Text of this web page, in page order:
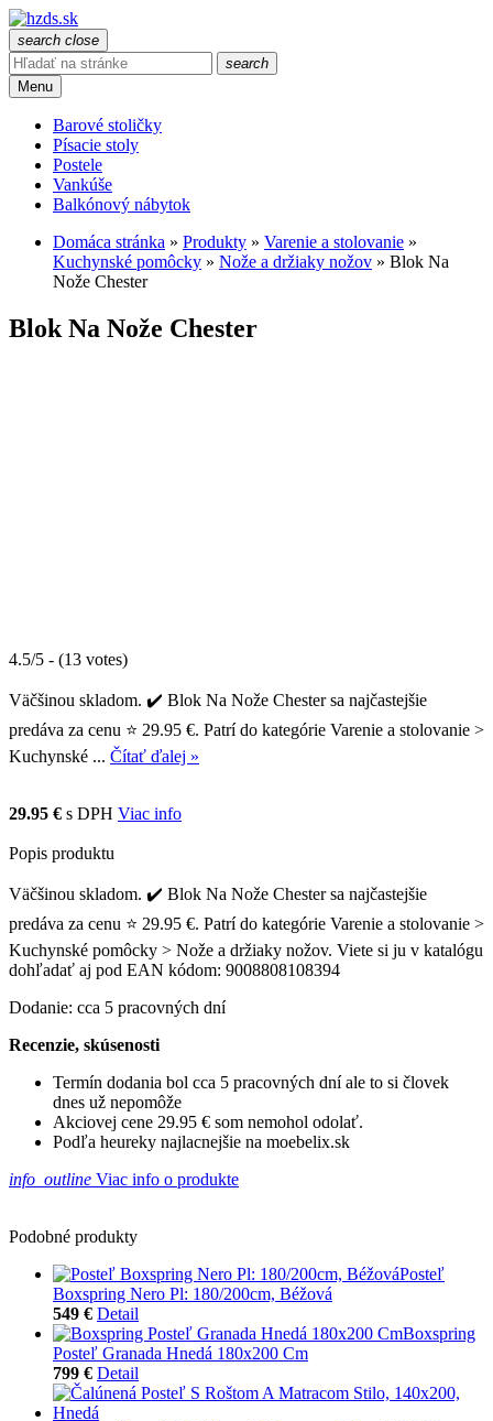
search close
search
Menu
Barové stoličky
Písacie stoly
Postele
Vankúše
Balkónový nábytok
Domáca stránka » Produkty » Varenie a stolovanie »
Kuchynské pomôcky » Nože a držiaky nožov » Blok Na
Nože Chester
Blok Na Nože Chester
4.5/5 - (13 votes)
Väčšinou skladom. ✔️ Blok Na Nože Chester sa najčastejšie
predáva za cenu ⭐ 29.95 €. Patrí do kategórie Varenie a stolovanie >
Kuchynské ... Čítať ďalej »
29.95 € s DPH Viac info
Popis produktu
Väčšinou skladom. ✔️ Blok Na Nože Chester sa najčastejšie
predáva za cenu ⭐ 29.95 €. Patrí do kategórie Varenie a stolovanie >
Kuchynské pomôcky > Nože a držiaky nožov. Viete si ju v katalógu
dohľadať aj pod EAN kódom: 9008808108394
Dodanie: cca 5 pracovných dní
Recenzie, skúsenosti
Termín dodania bol cca 5 pracovných dní ale to si človek
dnes už nepomôže
Akciovej cene 29.95 € som nemohol odolať.
Podľa heureky najlacnejšie na moebelix.sk
info_outline Viac info o produkte
Podobné produkty
Posteľ
Boxspring Nero Pl: 180/200cm, Béžová
549 € Detail
Boxspring
Posteľ Granada Hnedá 180x200 Cm
799 € Detail